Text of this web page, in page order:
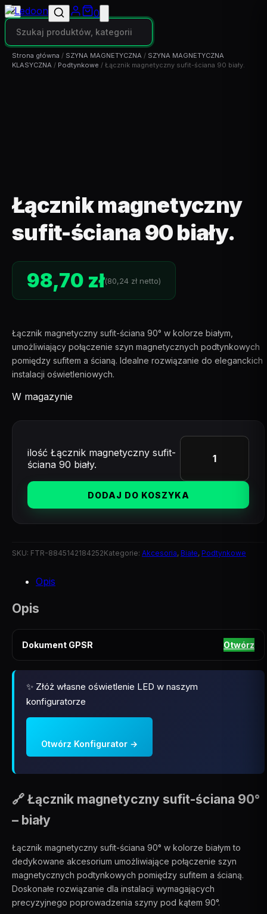
0
✕
Strona główna / SZYNA MAGNETYCZNA / SZYNA MAGNETYCZNA
KLASYCZNA / Podtynkowe / Łącznik magnetyczny sufit-ściana 90 biały.
Łącznik magnetyczny
sufit-ściana 90 biały.
98,70 zł(80,24 zł netto)
Łącznik magnetyczny sufit-ściana 90° w kolorze białym,
umożliwiający połączenie szyn magnetycznych podtynkowych
pomiędzy sufitem a ścianą. Idealne rozwiązanie do eleganckich
instalacji oświetleniowych.
W magazynie
ilość Łącznik magnetyczny sufit-
ściana 90 biały.
DODAJ DO KOSZYKA
SKU: FTR-8845142184252Kategorie: Akcesoria, Białe, Podtynkowe
Opis
Opis
Dokument GPSR Otwórz
✨ Złóż własne oświetlenie LED w naszym
konfiguratorze
Otwórz Konfigurator →
🔗 Łącznik magnetyczny sufit-ściana 90°
– biały
Łącznik magnetyczny sufit-ściana 90° w kolorze białym to
dedykowane akcesorium umożliwiające połączenie szyn
magnetycznych podtynkowych pomiędzy sufitem a ścianą.
Doskonałe rozwiązanie dla instalacji wymagających
precyzyjnego poprowadzenia szyny pod kątem 90°.